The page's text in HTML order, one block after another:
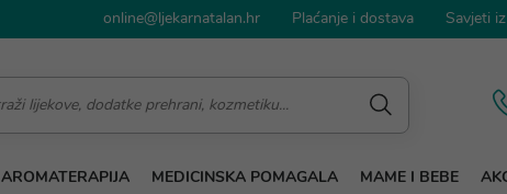
online@ljekarnatalan.hr Plaćanje i dostava Savjeti
AROMATERAPIJA MEDICINSKA POMAGALA MAME I BEBE